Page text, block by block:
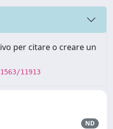
per citare o creare un
11913
ND